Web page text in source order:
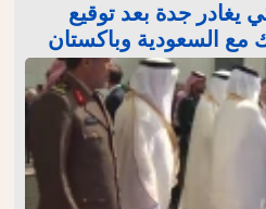
يغادر جدة بعد توقيع
مع السعودية وباكستان